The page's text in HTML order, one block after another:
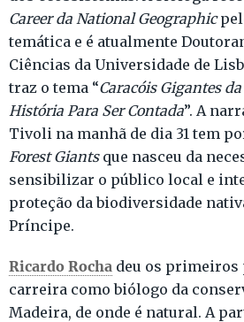
Career da National Geographic
temática e é atualmente
Ciências da Universidade de
traz o tema “Caracóis Gigantes
História Para Ser Contada”. A
Tivoli na manhã de dia 31 tem
Forest Giantsque nasceu da
sensibilizar o público local e
proteção da biodiversidade
Príncipe.
Ricardo Rocha deu os primeiros
carreira como biólogo da
Madeira, de onde é natural. A